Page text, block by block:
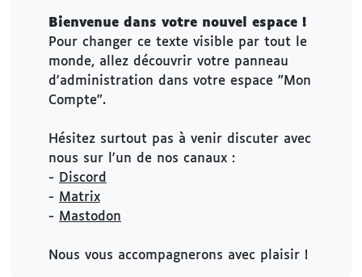
Bienvenue dans votre nouvel espace !
Pour changer ce texte visible par tout le
monde, allez découvrir votre panneau
d'administration dans votre espace "Mon
Compte".
Hésitez surtout pas à venir discuter avec
nous sur l'un de nos canaux :
- Discord
- Matrix
- Mastodon
Nous vous accompagnerons avec plaisir !